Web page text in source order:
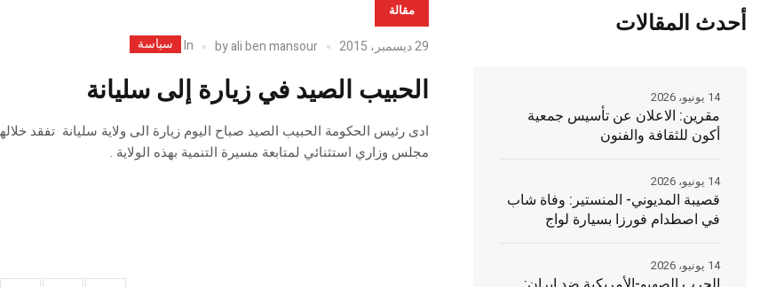
مقالة
29 ديسمبر، 2015 byali ben mansour
In سياسة
الحبيب الصيد في زيارة إلى سليانة
ادى رئيس الحكومة الحبيب الصيد صباح اليوم زيارة الى ولاية سليانة تفقد
مجلس وزاري استثنائي لمتابعة مسيرة التنمية بهذه الولاية .
أحدث المقالات
مقرين: الاعلان عن تأسيس جمعية
أكون للثقافة والفنون
14 يونيو، 2026
قصيبة المديوني- المنستير: وفاة شاب
في اصطدام فورزا بسيارة لواج
14 يونيو، 2026
14 يونيو، 2026